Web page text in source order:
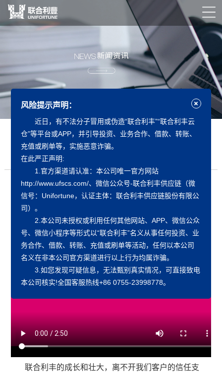
蓄力十载，赢战未来｜联合利丰10岁啦！
发布日期：
联合利丰10岁啦！昨天，联合利丰“蓄力十载，赢战未
来”系列主题活动通过生日会拉开序幕，同时也开启了我
们下一个更辉煌十年的新篇章！
联合利丰的成长和壮大，离不开我们客户的信任支
风险提示声明：
近日，有不法分子冒用或伪造“联合利丰”“联合利丰云
仓”等平台或APP，并引导投资、业务合作、借款、转账、
充值或刷单等，实施恶意诈骗。
在此严正声明:
1.官方渠道请认准：本公司唯一官方网站
http://www.ufscs.com/、微信公众号-联合利丰供应链（微
信号：Unifortune，认证主体：联合利丰供应链股份有限公
司）。
2.本公司未授权或利用任何其他网站、APP、微信公众
号、微信小程序等形式以“联合利丰”名义从事任何投资、业
务合作、借款、转账、充值或刷单等活动，任何以本公司
名义在非本公司官方渠道进行以上行为均属诈骗。
3.如您发现可疑信息，无法甄别真实情况，可直接致电
本公司核实!全国客服热线+86 0755-23998778。